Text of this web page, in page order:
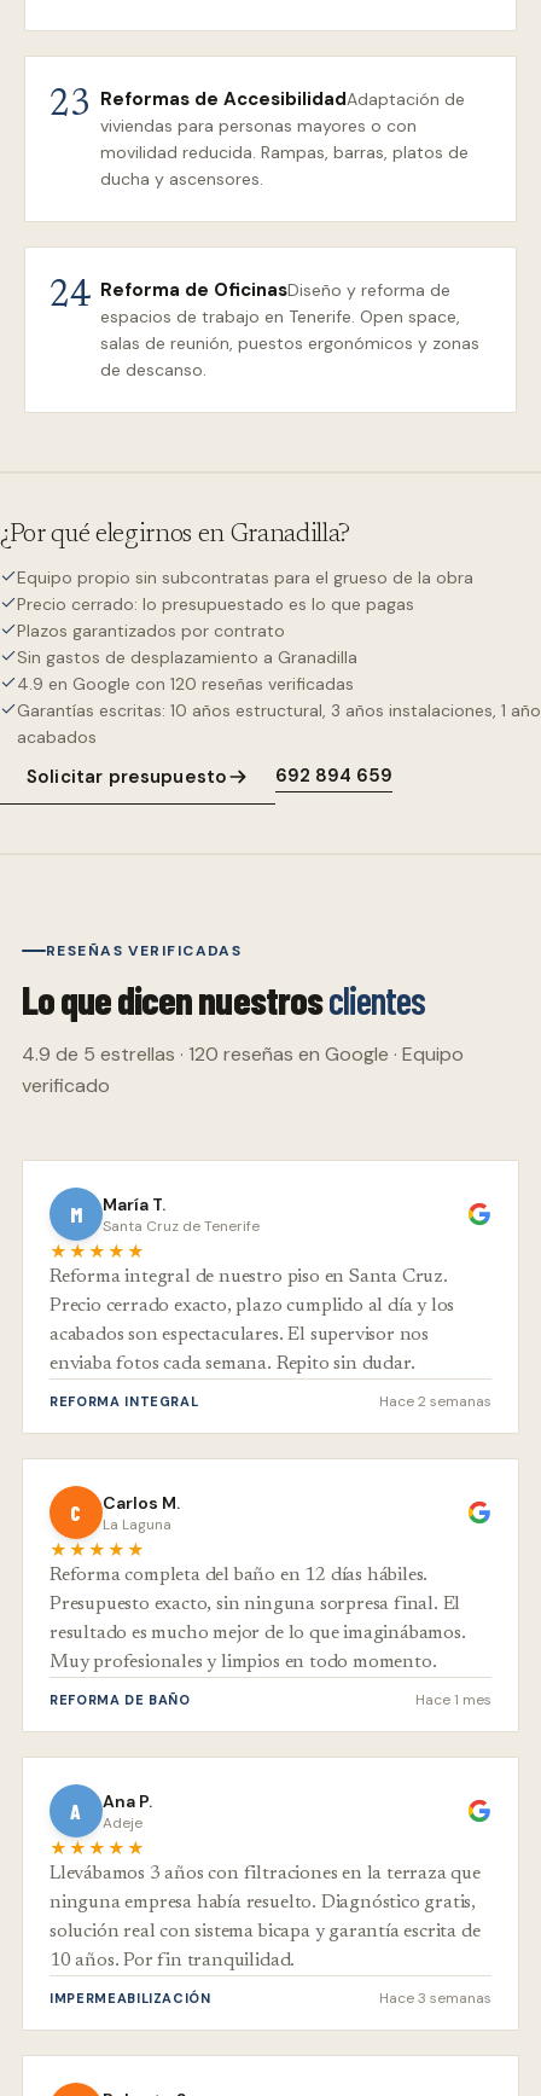
23 Reformas de AccesibilidadAdaptación de
viviendas para personas mayores o con
movilidad reducida. Rampas, barras, platos de
ducha y ascensores.
24 Reforma de OficinasDiseño y reforma de
espacios de trabajo en Tenerife. Open space,
salas de reunión, puestos ergonómicos y zonas
de descanso.
¿Por qué elegirnos en Granadilla?
Equipo propio sin subcontratas para el grueso de la obra
Precio cerrado: lo presupuestado es lo que pagas
Plazos garantizados por contrato
Sin gastos de desplazamiento a Granadilla
4.9 en Google con 120 reseñas verificadas
Garantías escritas: 10 años estructural, 3 años instalaciones, 1 año
acabados
Solicitar presupuesto 692 894 659
RESEÑAS VERIFICADAS
Lo que dicen nuestrosclientes
4.9 de 5 estrellas · 120 reseñas en Google · Equipo
verificado
M María T.
Santa Cruz de Tenerife
★★★★★
Reforma integral de nuestro piso en Santa Cruz.
Precio cerrado exacto, plazo cumplido al día y los
acabados son espectaculares. El supervisor nos
enviaba fotos cada semana. Repito sin dudar.
REFORMA INTEGRAL Hace 2 semanas
C Carlos M.
La Laguna
★★★★★
Reforma completa del baño en 12 días hábiles.
Presupuesto exacto, sin ninguna sorpresa final. El
resultado es mucho mejor de lo que imaginábamos.
Muy profesionales y limpios en todo momento.
REFORMA DE BAÑO Hace 1 mes
A Ana P.
Adeje
★★★★★
Llevábamos 3 años con filtraciones en la terraza que
ninguna empresa había resuelto. Diagnóstico gratis,
solución real con sistema bicapa y garantía escrita de
10 años. Por fin tranquilidad.
IMPERMEABILIZACIÓN Hace 3 semanas